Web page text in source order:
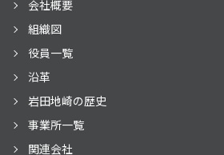
会社概要
組織図
役員一覧
沿革
岩田地崎の歴史
事業所一覧
関連会社